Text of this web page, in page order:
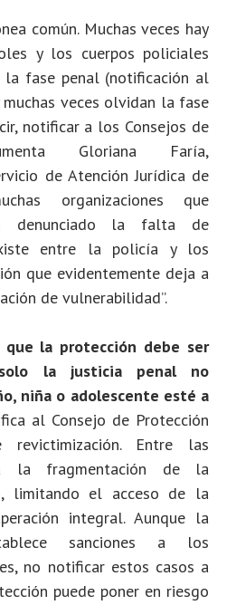
común. Muchas veces hay
y los cuerpos policiales
la fase penal (notificación al
veces olvidan la fase
notificar a los Consejos de
Gloriana Faría,
de Atención Jurídica de
organizaciones que
denunciado la falta de
entre la policía y los
que evidentemente deja a
de vulnerabilidad”.
que la protección debe ser
la justicia penal no
niña o adolescente esté a
al Consejo de Protección
Entre las
la fragmentación de la
limitando el acceso de la
integral. Aunque la
sanciones a los
no notificar estos casos a
puede poner en riesgo